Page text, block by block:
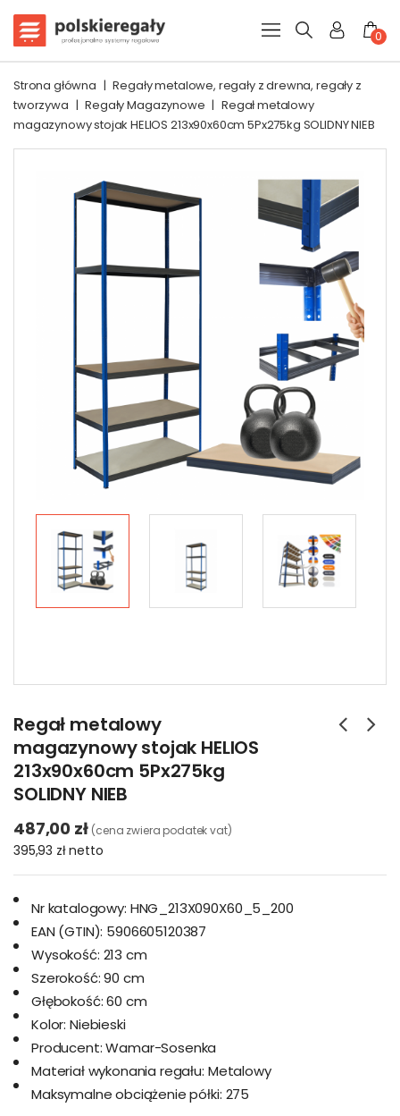
0
Strona główna | Regały metalowe, regały z drewna, regały z
tworzywa | Regały Magazynowe | Regał metalowy
magazynowy stojak HELIOS 213x90x60cm 5Px275kg SOLIDNY NIEB
Regał metalowy
magazynowy stojak HELIOS
213x90x60cm 5Px275kg
SOLIDNY NIEB
487,00 zł (cena zwiera podatek vat)
395,93 złnetto
Nr katalogowy: HNG_213X090X60_5_200
EAN (GTIN): 5906605120387
Wysokość: 213 cm
Szerokość: 90 cm
Głębokość: 60 cm
Kolor: Niebieski
Producent: Wamar-Sosenka
Materiał wykonania regału: Metalowy
Maksymalne obciążenie półki: 275